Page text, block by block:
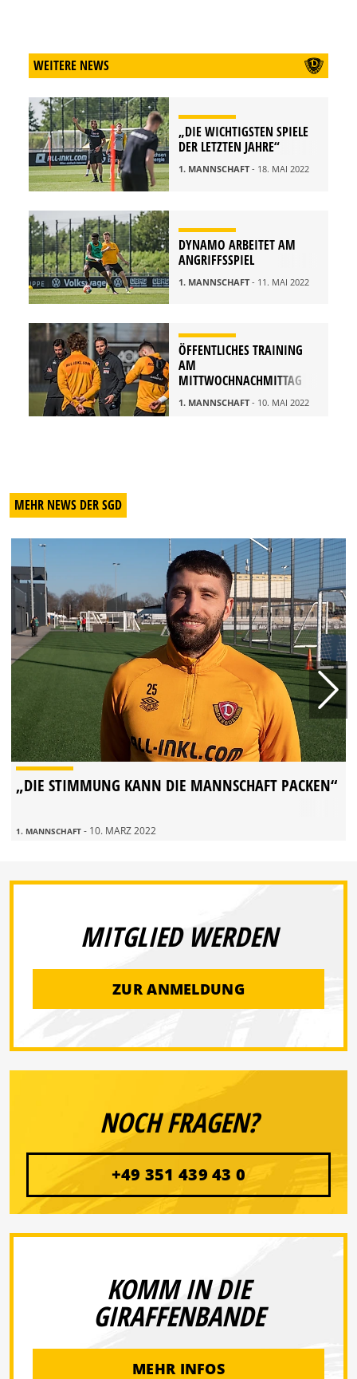
WEITERE NEWS
„DIE WICHTIGSTEN SPIELE
DER LETZTEN JAHRE“
1. MANNSCHAFT- 18. MAI 2022
DYNAMO ARBEITET AM
ANGRIFFSSPIEL
1. MANNSCHAFT- 11. MAI 2022
ÖFFENTLICHES TRAINING
AM
MITTWOCHNACHMITTAG
1. MANNSCHAFT- 10. MAI 2022
MEHR NEWS DER SGD
„DIE STIMMUNG KANN DIE MANNSCHAFT PACKEN“
1. MANNSCHAFT - 10. MÄRZ 2022
MITGLIED WERDEN
ZUR ANMELDUNG
NOCH FRAGEN?
+49 351 439 43 0
KOMM IN DIE
GIRAFFENBANDE
MEHR INFOS